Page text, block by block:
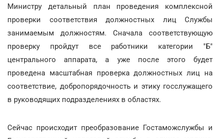
Министру детальный план проведения комплексной
проверки соответствия должностных лиц Службы
занимаемым должностям. Сначала соответствующую
проверку пройдут все работники категории "Б"
центрального аппарата, а уже после этого будет
проведена масштабная проверка должностных лиц на
соответствие, добропорядочность и этику госслужащего
в руководящих подразделениях в областях.
Сейчас происходит преобразование Гостаможслужбы и